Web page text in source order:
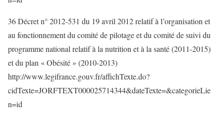
36 Décret n° 2012-531 du 19 avril 2012 relatif à l’organisation et
au fonctionnement du comité de pilotage et du comité de suivi du
programme national relatif à la nutrition et à la santé (2011-2015)
et du plan « Obésité » (2010-2013)
http://www.legifrance.gouv.fr/affichTexte.do?
cidTexte=JORFTEXT000025714344&dateTexte=&categorieLie
n=id